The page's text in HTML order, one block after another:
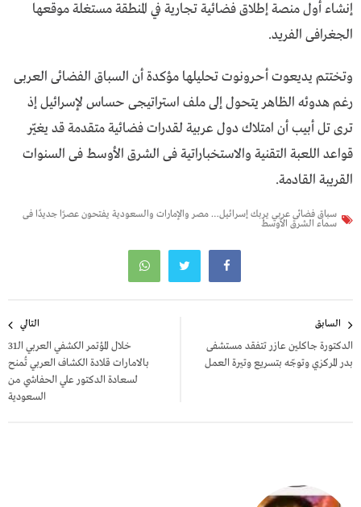
إنشاء أول منصة إطلاق فضائية تجارية في المنطقة مستغلة موقعها
الجغرافى الفريد.
وتختتم يديعوت أحرونوت تحليلها مؤكدة أن السباق الفضائى العربى
رغم هدوئه الظاهر يتحول إلى ملف استراتيجى حساس لإسـرائيـل إذ
ترى تل أبيـب أن امتلاك دول عربية لقدرات فضائية متقدمة قد يغيّر
قواعد اللعبة التقنية والاستخباراتية فى الشرق الأوسط فى السنوات
القريبة القادمة.
سباق فضائى عربي يربك إسـرائـيل… مصر والإمارات والسعودية يفتحون عصرًا جديدًا فى
سماء الشرق الأوسط
المقالات
السابق
الدكتورة جاكلين عازر تتفقد مستشفى
بدر المركزي وتوجّه بتسريع وتيرة العمل
التالي
خلال المؤتمر الكشفي العربي الـ31
بالامارات قلادة الكشاف العربي تُمنح
لسعادة الدكتور علي الحفاشي من
السعودية